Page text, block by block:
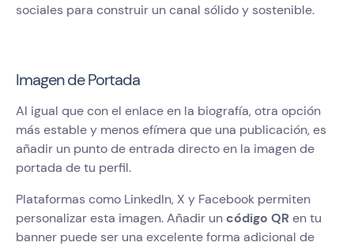
sociales para construir un canal sólido y sostenible.
Imagen de Portada
Al igual que con el enlace en la biografía, otra opción
más estable y menos efímera que una publicación, es
añadir un punto de entrada directo en la imagen de
portada de tu perfil.
Plataformas como LinkedIn, X y Facebook permiten
personalizar esta imagen. Añadir uncódigo QR en tu
banner puede ser una excelente forma adicional de